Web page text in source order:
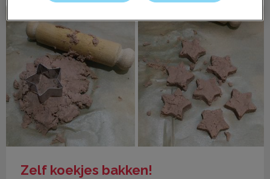
Zelf koekjes bakken!
Zelf koekjes bakken!